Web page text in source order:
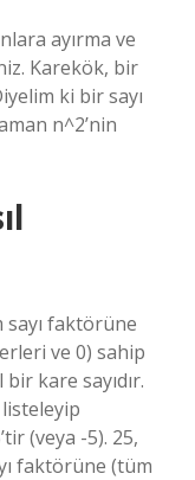
ayırma ve
Karekök, bir
ki bir sayı
n^2’nin
faktörüne
ve 0) sahip
kare sayıdır.
(veya -5). 25,
faktörüne (tüm